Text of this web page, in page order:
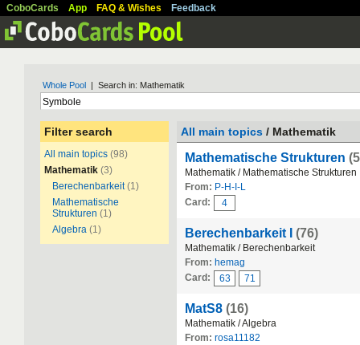
CoboCards App FAQ & Wishes Feedback
Whole Pool | Search in: Mathematik
Filter search
All main topics (98)
Mathematik (3)
Berechenbarkeit (1)
Mathematische
Strukturen (1)
Algebra (1)
All main topics / Mathematik
Mathematische Strukturen
Mathematik / Mathematische Strukturen
From: P-H-I-L
Card:
4
Berechenbarkeit I (76)
Mathematik / Berechenbarkeit
From: hemag
Card:
63 71
MatS8 (16)
Mathematik / Algebra
From: rosa11182